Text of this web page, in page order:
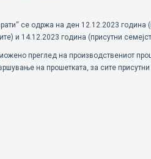
се одржа на ден 12.12.2023
и 14.12.2023 година (присутни
преглед на производствениот
на прошетката, за сите